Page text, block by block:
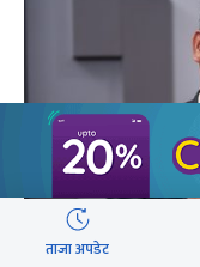
ताजा अपडेट